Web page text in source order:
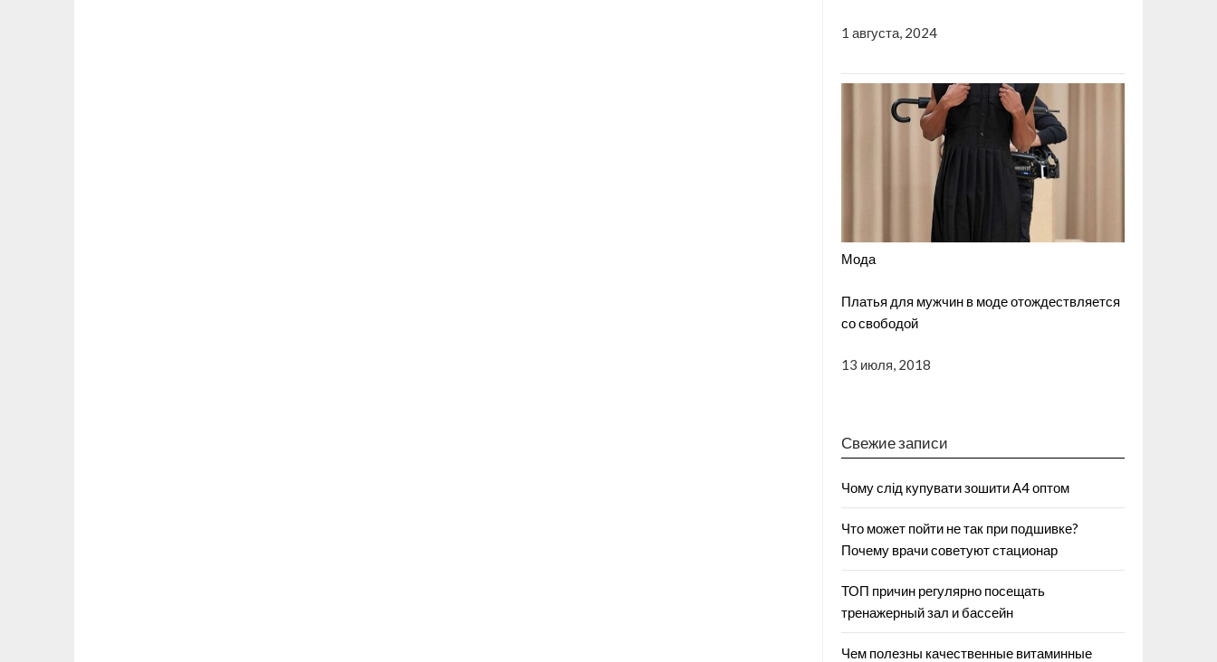
1 августа, 2024
Мода
Платья для мужчин в моде отождествляется
со свободой
13 июля, 2018
Свежие записи
Чому слід купувати зошити А4 оптом
Что может пойти не так при подшивке?
Почему врачи советуют стационар
ТОП причин регулярно посещать
тренажерный зал и бассейн
Чем полезны качественные витаминные